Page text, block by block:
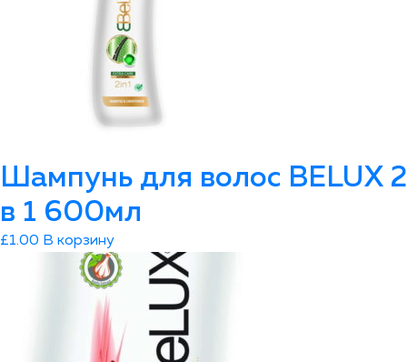
Шампунь для волос ВELUX 2
в 1 600мл
£1.00 В корзину